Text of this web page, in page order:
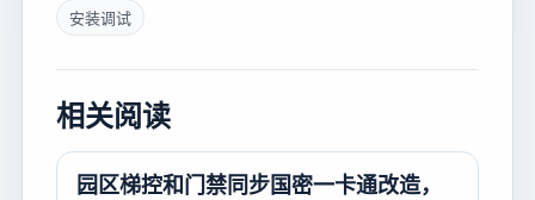
安装调试
相关阅读
园区梯控和门禁同步国密一卡通改造，